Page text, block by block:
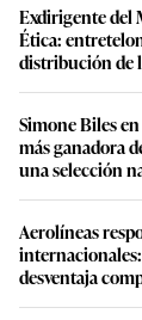
Exdirigente del
Ética:
distribución de
Simone Biles
más ganadora
una selección
Aerolíneas
desventaja